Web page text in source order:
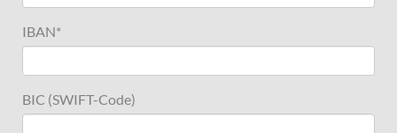
IBAN*
BIC (SWIFT-Code)